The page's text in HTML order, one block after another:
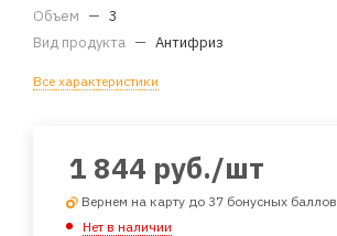
Объем — 3
Вид продукта — Антифриз
Все характеристики
1 844 руб./шт
Вернем на карту до 37 бонусных баллов
Нет в наличии